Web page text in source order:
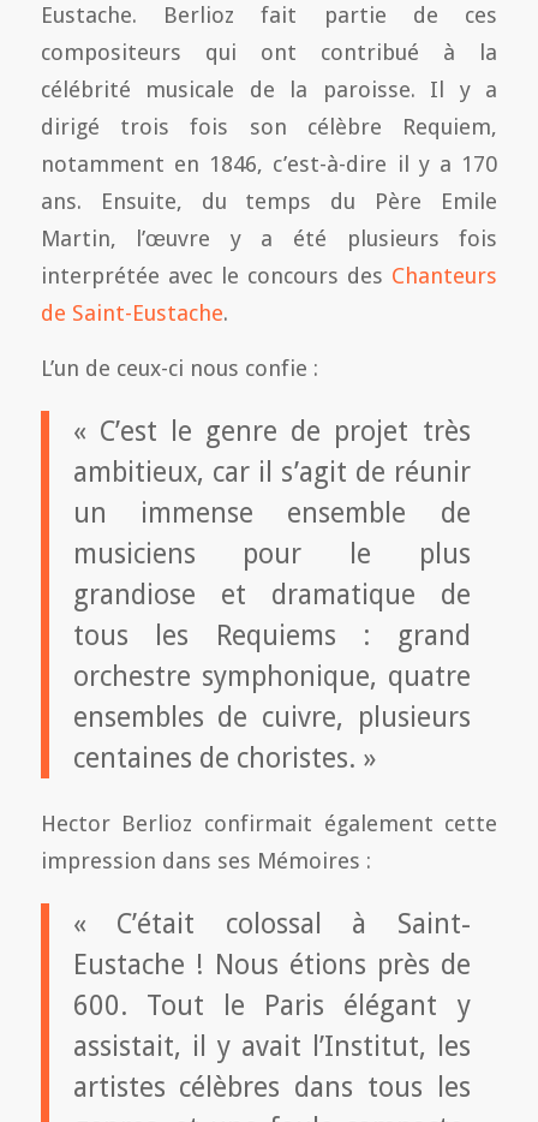
Eustache. Berlioz fait partie de ces
compositeurs qui ont contribué à la
célébrité musicale de la paroisse. Il y a
dirigé trois fois son célèbre Requiem,
notamment en 1846, c’est-à-dire il y a 170
ans. Ensuite, du temps du Père Emile
Martin, l’œuvre y a été plusieurs fois
interprétée avec le concours des Chanteurs
de Saint-Eustache.
L’un de ceux-ci nous confie :
« C’est le genre de projet très
ambitieux, car il s’agit de réunir
un immense ensemble de
musiciens pour le plus
grandiose et dramatique de
tous les Requiems : grand
orchestre symphonique, quatre
ensembles de cuivre, plusieurs
centaines de choristes. »
Hector Berlioz confirmait également cette
impression dans ses Mémoires :
« C’était colossal à Saint-
Eustache ! Nous étions près de
600. Tout le Paris élégant y
assistait, il y avait l’Institut, les
artistes célèbres dans tous les